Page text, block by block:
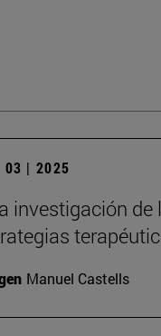
03 | 2025
investigación
Manuel Castells